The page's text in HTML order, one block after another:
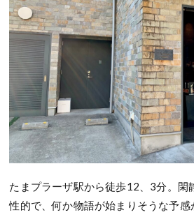
たまプラーザ駅から徒歩12、3分。閑
性的で、何か物語が始まりそうな予